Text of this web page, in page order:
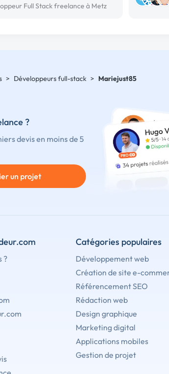
Full Stack freelance à Metz
> Développeurs full-stack > Mariejust85
?
devis en moins de 5
un projet
?
Catégories populaires
Développement web
Création de site e-
Référencement SEO
Rédaction web
Design graphique
Marketing digital
Applications mobiles
Gestion de projet